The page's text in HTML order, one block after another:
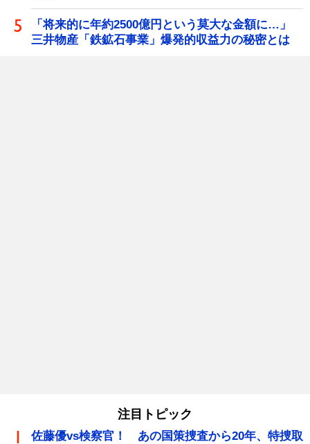
「将来的に年約2500億円という莫大な金額に…」
三井物産「鉄鉱石事業」爆発的収益力の秘密とは
注目トピック
佐藤優vs検察官！ あの国策捜査から20年、特捜取